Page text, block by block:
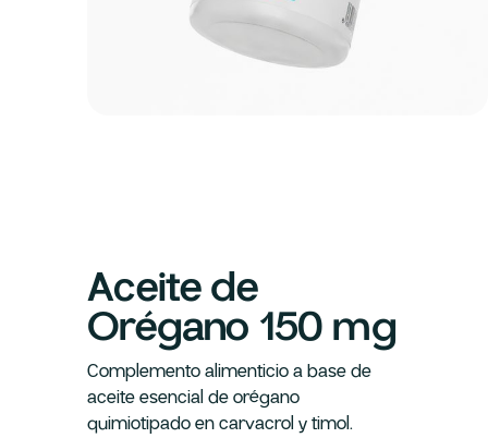
Aceite de
Orégano 150 mg
Complemento alimenticio a base de
aceite esencial de orégano
quimiotipado en carvacrol y timol.